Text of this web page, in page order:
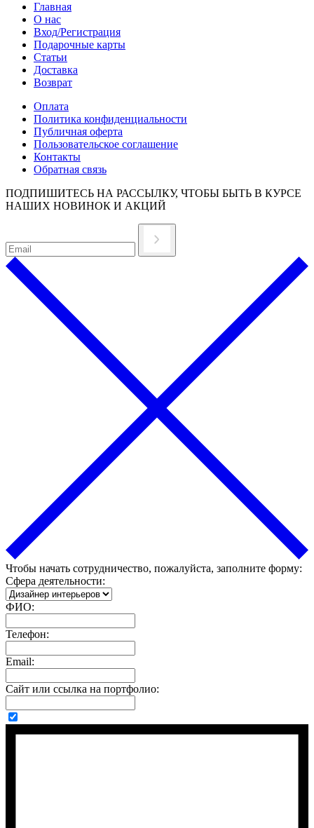
Главная
О нас
Вход/Регистрация
Подарочные карты
Статьи
Доставка
Возврат
Оплата
Политика конфиденциальности
Публичная оферта
Пользовательское соглашение
Контакты
Обратная связь
ПОДПИШИТЕСЬ НА РАССЫЛКУ, ЧТОБЫ БЫТЬ В КУРСЕ
НАШИХ НОВИНОК И АКЦИЙ
Чтобы начать сотрудничество, пожалуйста, заполните форму:
Сфера деятельности:
ФИО:
Телефон:
Email:
Сайт или ссылка на портфолио: